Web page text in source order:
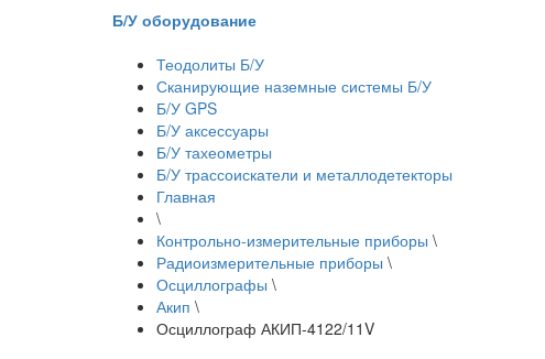
Б/У оборудование
Теодолиты Б/У
Сканирующие наземные системы Б/У
Б/У GPS
Б/У аксессуары
Б/У тахеометры
Б/У трассоискатели и металлодетекторы
Главная
\
Контрольно-измерительные приборы \
Радиоизмерительные приборы \
Осциллографы \
Акип \
Осциллограф АКИП-4122/11V